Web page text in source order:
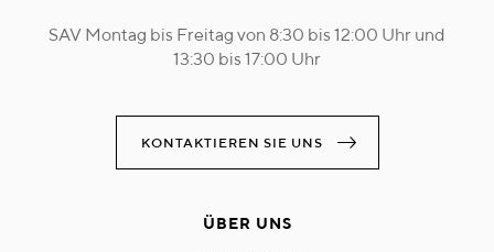
SAV Montag bis Freitag von 8:30 bis 12:00 Uhr und
13:30 bis 17:00 Uhr
KONTAKTIEREN SIE UNS
ÜBER UNS